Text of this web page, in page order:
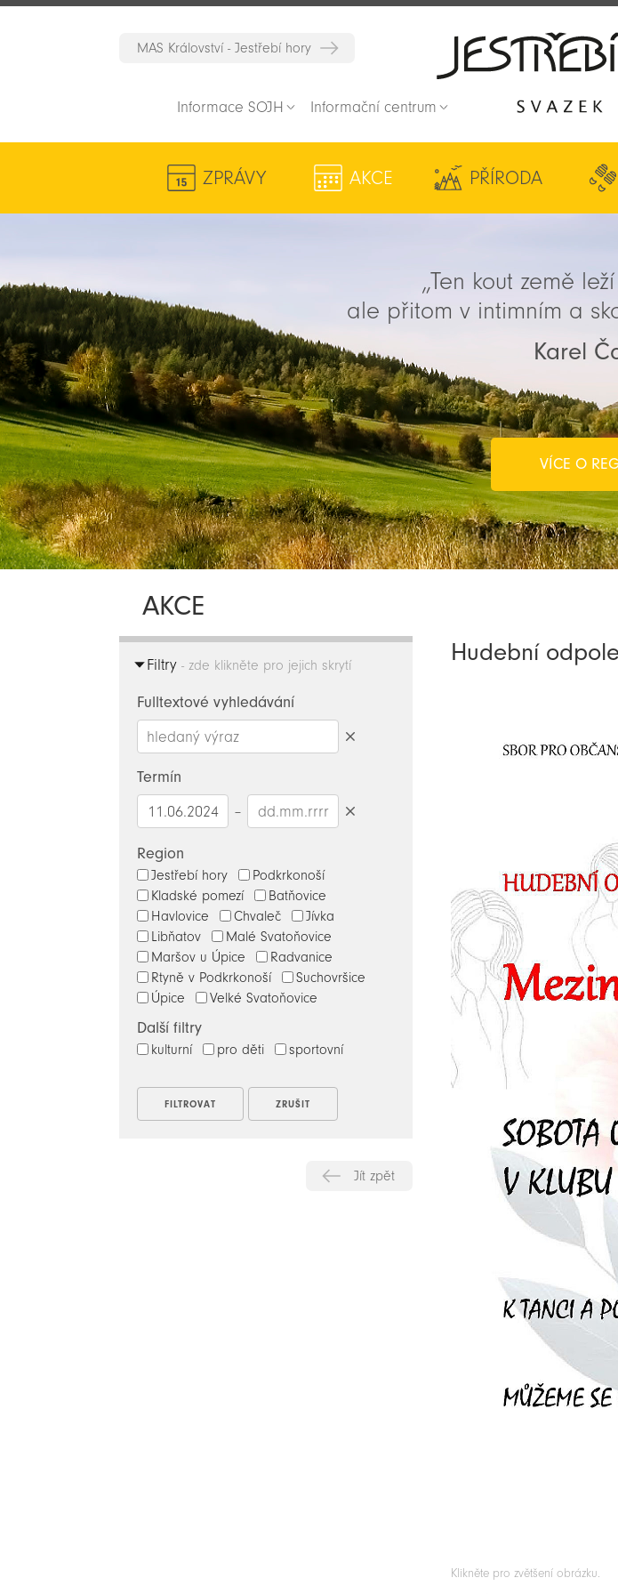
MAS Království - Jestřebí hory
Informace SOJH Informační centrum
ZPRÁVY AKCE PŘÍRODA
„Ten kout země
ale přitom v intimním a
Karel
VÍCE O
AKCE
Filtry - zde klikněte pro jejich skrytí
Fulltextové vyhledávání
Termín
–
Region
Jestřebí hory
Podkrkonoší
Kladské pomezí
Batňovice
Havlovice
Chvaleč
Jívka
Libňatov
Malé Svatoňovice
Maršov u Úpice
Radvanice
Rtyně v Podkrkonoší
Suchovršice
Úpice
Velké Svatoňovice
Další filtry
kulturní pro děti sportovní
Jít zpět
Hudební
Klikněte pro zvětšení obrázku.